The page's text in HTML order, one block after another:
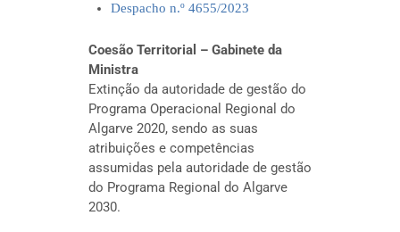
Despacho n.º 4655/2023
Coesão Territorial – Gabinete da
Ministra
Extinção da autoridade de gestão do
Programa Operacional Regional do
Algarve 2020, sendo as suas
atribuições e competências
assumidas pela autoridade de gestão
do Programa Regional do Algarve
2030.